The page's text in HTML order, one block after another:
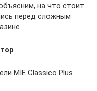
на что стоит
перед сложным
MIE Classico Plus